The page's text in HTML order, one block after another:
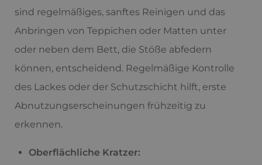
sind regelmäßiges, sanftes Reinigen und das
Anbringen von Teppichen oder Matten unter
oder neben dem Bett, die Stöße abfedern
können, entscheidend. Regelmäßige Kontrolle
des Lackes oder der Schutzschicht hilft, erste
Abnutzungserscheinungen frühzeitig zu
erkennen.
Oberflächliche Kratzer: